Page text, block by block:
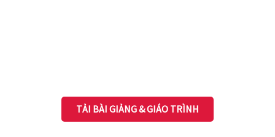
TẢI BÀI GIẢNG & GIÁO TRÌNH